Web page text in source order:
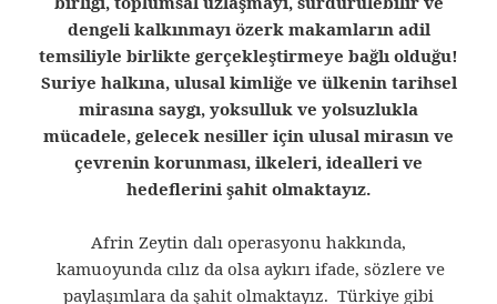
dengeli kalkınmayı özerk makamların adil
temsiliyle birlikte gerçekleştirmeye bağlı olduğu!
Suriye halkına, ulusal kimliğe ve ülkenin tarihsel
mirasına saygı, yoksulluk ve yolsuzlukla
mücadele, gelecek nesiller için ulusal mirasın ve
çevrenin korunması, ilkeleri, idealleri ve
hedeflerini şahit olmaktayız.
Afrin Zeytin dalı operasyonu hakkında,
kamuoyunda cılız da olsa aykırı ifade, sözlere ve
paylaşımlara da şahit olmaktayız. Türkiye gibi